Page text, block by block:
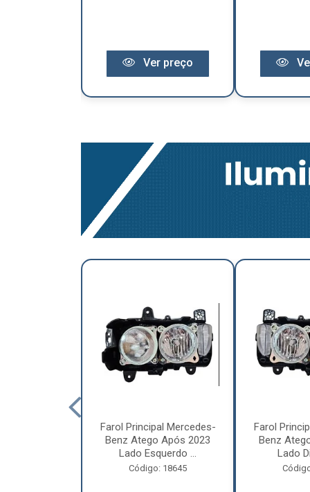
Ver preço
Farol Principal Mercedes-
Benz Atego Após 2023
Lado Esquerdo ...
Código: 18645
Farol
Benz
Lado